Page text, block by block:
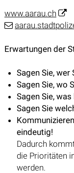
www.aarau.ch
Erwartungen der
Sagen Sie, wer
Sagen Sie, wo
Sagen Sie,
Sagen Sie
eindeutig!
Dadurch
die Prioritäten
werden.